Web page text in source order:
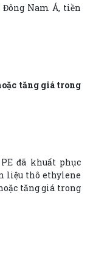
Đông Nam Á, tiền
tăng giá trong
đã khuất phục
liệu thô ethylene
tăng giá trong